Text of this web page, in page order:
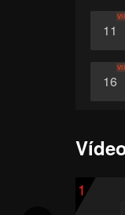
11
16
1